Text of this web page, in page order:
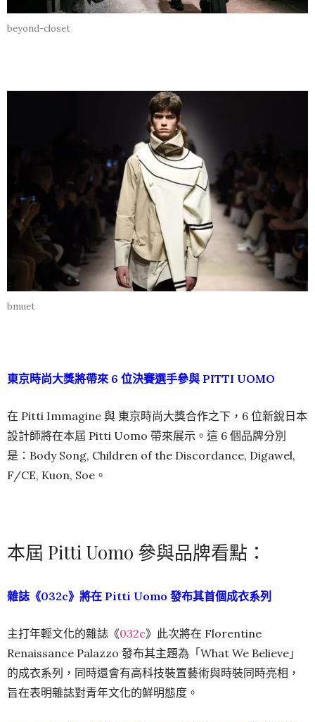
beyond-closet
bmuet
東京時尚大獎將帶來 6 位決賽選手參與 PITTI UOMO
在 Pitti Immagine 與 東京時尚大獎合作之下，6 位新銳日本
設計師將在本屆 Pitti Uomo 帶來展示。這 6 個品牌分別
是：Body Song, Children of the Discordance, Digawel,
F/CE, Kuon, Soe。
本屆 Pitti Uomo 參與品牌看點：
雜誌《032c》將在 Pitti Uomo 發布其首個成衣系列
主打年輕文化的雜誌《032c》此次將在 Florentine
Renaissance Palazzo 發布其主題為「What We Believe」
的成衣系列，同時還會有高科技裝置藝術與時裝同時亮相，
旨在表明雜誌對青年文化的鮮明態度。